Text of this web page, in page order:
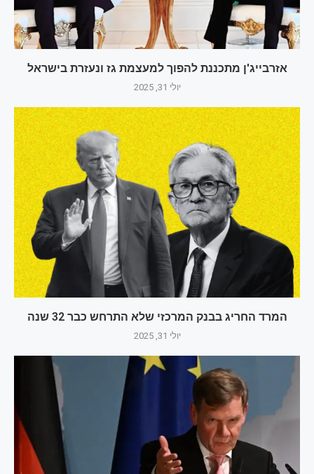
אזרבייג'ן מתכננת להפוך למעצמת גז ונעזרת בישראל
יולי 31, 2025
המרד החריג בבנק המרכזי שלא התרחש כבר 32 שנה
יולי 31, 2025